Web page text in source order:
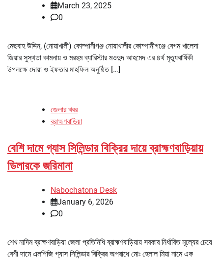
March 23, 2025
0
মেছবাহ উদ্দিন, (নোয়াখালী) কোম্পানীগঞ্জ নোয়াখালীর কোম্পানীগঞ্জে বেগম খালেদা
জিয়ার সুস্থতা কামনায় ও মরহুম ব্যারিস্টার মওদুদ আহমেদ এর ৪র্থ মৃত্যুবার্ষিকী
উপলক্ষে দোয়া ও ইফতার মাহফিল অনুষ্ঠিত […]
জেলার খবর
ব্রাহ্মণবাড়িয়া
বেশি দামে গ্যাস সিলিন্ডার বিক্রির দায়ে ব্রাহ্মণবাড়িয়ায়
ডিলারকে জরিমানা
Nabochatona Desk
January 6, 2026
0
শেখ নাদিম ব্রাক্ষণবাড়িয়া জেলা প্রতিনিধি ব্রাহ্মণবাড়িয়ায় সরকার নির্ধারিত মূল্যের চেয়ে
বেশী দামে এলপিজি গ্যাস সিলিন্ডার বিক্রির অপরাধে মোঃ হেলাল মিয়া নামে এক